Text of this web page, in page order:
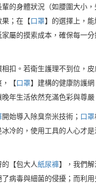
的身體狀況（如腰圍大小
果；在【口罩】的選擇上，
屬的摸索成本，確保每一
扣。若衛生護理不到位，
，【口罩】建構的健康防護
年生活依然充滿色彩與尊嚴
開始導入除臭奈米技術； 口罩
冷的，使用工具的人心才
【包大人紙尿褲】，我們
病毒與細菌的侵擾；而利